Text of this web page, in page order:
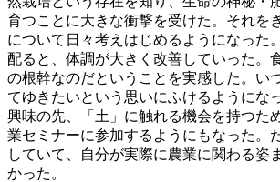
育つことに大きな衝撃を受けた。それを
について日々考えはじめるようになった
配ると、体調が大きく改善していった。
の根幹なのだということを実感した。い
てゆきたいという思いにふけるようにな
興味の先、「土」に触れる機会を持つた
業セミナーに参加するようにもなった。
していて、自分が実際に農業に関わる姿
かった。